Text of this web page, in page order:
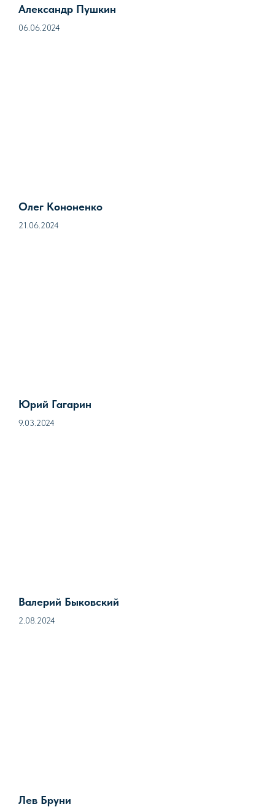
Александр Пушкин
06.06.2024
Олег Кононенко
21.06.2024
Юрий Гагарин
9.03.2024
Валерий Быковский
2.08.2024
Лев Бруни